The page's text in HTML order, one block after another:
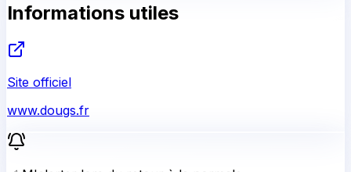
Informations utiles
Site officiel
www.dougs.fr